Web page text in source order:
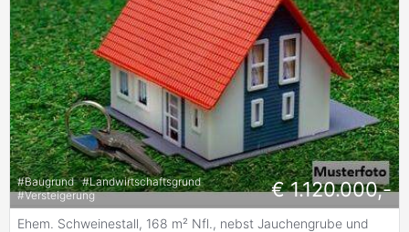
#Baugrund #Landwirtschaftsgrund
#Versteigerung € 1.120.000,-
Ehem. Schweinestall, 168 m² Nfl., nebst Jauchengrube und